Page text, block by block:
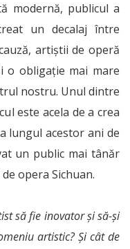
modernă, publicul a
un decalaj între
artiștii de operă
o obligație mai mare
nostru. Unul dintre
este acela de a crea
lungul acestor ani de
un public mai tânăr
opera Sichuan.
să fie inovator și să-și
artistic? Și cât de